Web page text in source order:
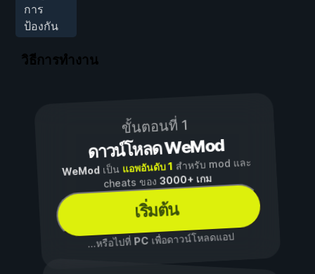
การ
ป้องกัน
วิธีการทำงาน
ขั้นตอนที่ 1
ดาวน์โหลด WeMod
WeModเป็น แอพอันดับ 1 สำหรับ mod และ
cheats ของ3000+ เกม
เริ่มต้น
...หรือไปที่ PCเพื่อดาวน์โหลดแอป